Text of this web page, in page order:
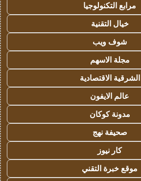
مرابع التكنولوجيا
خيال التقنية
شوف ويب
مجلة الاسهم
الشرقية الاقتصادية
عالم الايفون
مدونة كوكان
صحيفة نهج
كار نيوز
موقع خبرة التقني